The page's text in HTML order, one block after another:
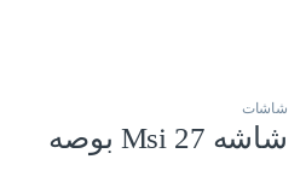
شاشات
شاشه Msi 27 بوصه